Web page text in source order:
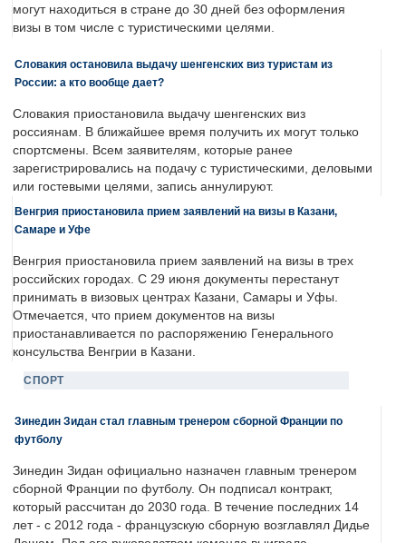
могут находиться в стране до 30 дней без оформления
визы в том числе с туристическими целями.
Словакия остановила выдачу шенгенских виз туристам из
России: а кто вообще дает?
Словакия приостановила выдачу шенгенских виз
россиянам. В ближайшее время получить их могут только
спортсмены. Всем заявителям, которые ранее
зарегистрировались на подачу с туристическими, деловыми
или гостевыми целями, запись аннулируют.
Венгрия приостановила прием заявлений на визы в Казани,
Самаре и Уфе
Венгрия приостановила прием заявлений на визы в трех
российских городах. С 29 июня документы перестанут
принимать в визовых центрах Казани, Самары и Уфы.
Отмечается, что прием документов на визы
приостанавливается по распоряжению Генерального
консульства Венгрии в Казани.
СПОРТ
Зинедин Зидан стал главным тренером сборной Франции по
футболу
Зинедин Зидан официально назначен главным тренером
сборной Франции по футболу. Он подписал контракт,
который рассчитан до 2030 года. В течение последних 14
лет - с 2012 года - французскую сборную возглавлял Дидье